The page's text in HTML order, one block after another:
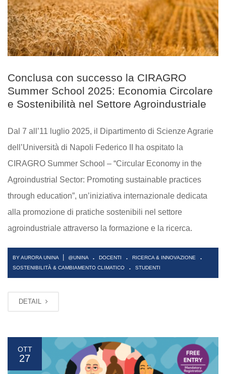
Conclusa con successo la CIRAGRO
Summer School 2025: Economia Circolare
e Sostenibilità nel Settore Agroindustriale
Dal 7 all’11 luglio 2025, il Dipartimento di Scienze Agrarie
dell’Università di Napoli Federico II ha ospitato la
CIRAGRO Summer School – “Circular Economy in the
Agroindustrial Sector: Promoting sustainable practices
through education”, un’iniziativa internazionale dedicata
alla promozione di pratiche sostenibili nel settore
agroindustriale attraverso la formazione e la ricerca.
BY AURORA UNINA @UNINA . DOCENTI . RICERCA & INNOVAZIONE .
SOSTENIBILITÀ & CAMBIAMENTO CLIMATICO . STUDENTI
DETAIL
OTT
27